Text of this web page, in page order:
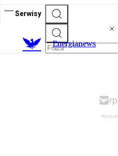
Serwisy
Energianews